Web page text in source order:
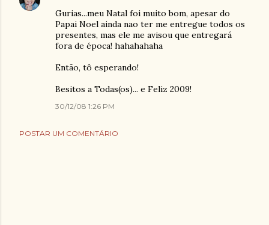
Gurias...meu Natal foi muito bom, apesar do
Papai Noel ainda nao ter me entregue todos os
presentes, mas ele me avisou que entregará
fora de época! hahahahaha
Então, tô esperando!
Besitos a Todas(os)... e Feliz 2009!
30/12/08 1:26 PM
POSTAR UM COMENTÁRIO